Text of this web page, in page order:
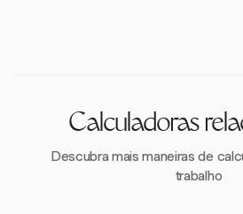
Calculadoras
Descubra mais maneiras de
trabalho